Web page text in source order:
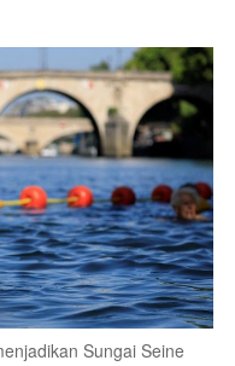
Sungai Seine